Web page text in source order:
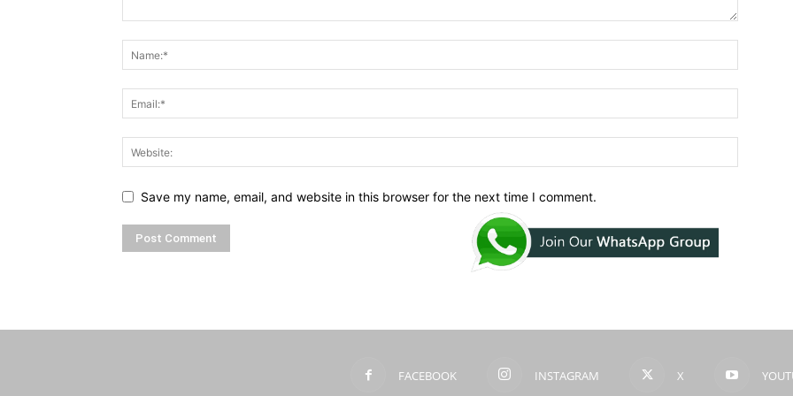
Save my name, email, and website in this browser for the next time I comment.
FACEBOOK INSTAGRAM X